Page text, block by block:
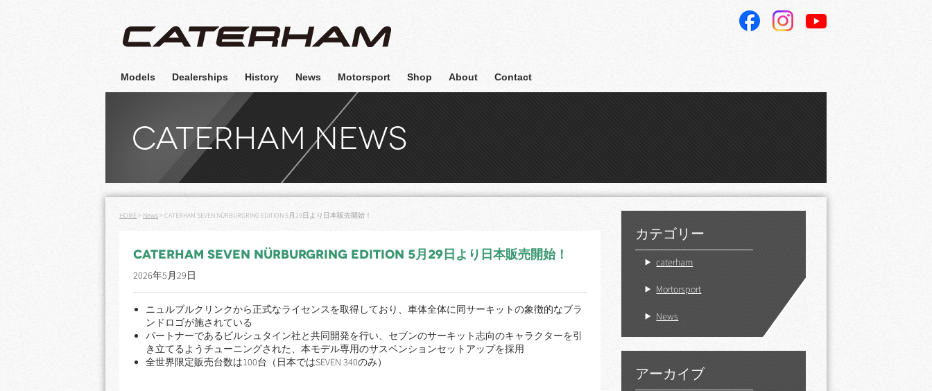
Models Dealerships History News Motorsport Shop About Contact
CATERHAM NEWS
カテゴリー
caterham
Mortorsport
News
アーカイブ
HOME> News>CATERHAM SEVEN NÜRBURGRING EDITION 5月29日より日本販売開始！
CATERHAM SEVEN NÜRBURGRING EDITION 5月29日より日本販売開始！
2026年5月29日
ニュルブルクリンクから正式なライセンスを取得しており、車体全体に同サーキットの象徴的なブラ
ンドロゴが施されている
パートナーであるビルシュタイン社と共同開発を行い、セブンのサーキット志向のキャラクターを引
き立てるようチューニングされた、本モデル専用のサスペンションセットアップを採用
全世界限定販売台数は100台（日本ではSEVEN 340のみ）